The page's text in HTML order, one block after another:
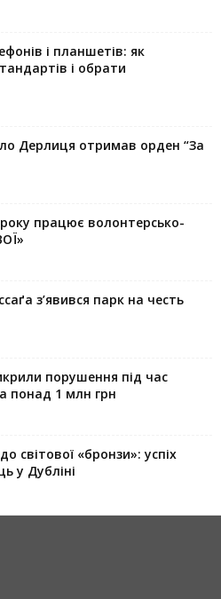
і планшетів: як
і обрати
Дерлиця отримав орден “За
року працює волонтерсько-
з’явився парк на честь
порушення під час
понад 1 млн грн
світової «бронзи»: успіх
у Дубліні